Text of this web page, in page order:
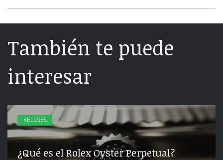
También te puede
interesar
RELOJES
¿Qué es el Rolex Oyster Perpetual?